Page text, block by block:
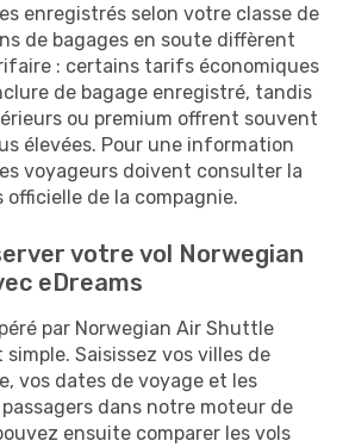
enregistrés selon votre classe de
de bagages en soute diffèrent
: certains tarifs économiques
de bagage enregistré, tandis
ou premium offrent souvent
élevées. Pour une information
voyageurs doivent consulter la
de la compagnie.
votre vol Norwegian
eDreams
par Norwegian Air Shuttle
simple. Saisissez vos villes de
vos dates de voyage et les
dans notre moteur de
ensuite comparer les vols